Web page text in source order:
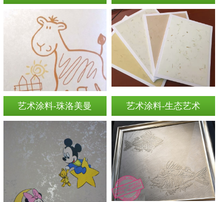
艺术涂料-珠洛美曼 艺术涂料-生态艺术